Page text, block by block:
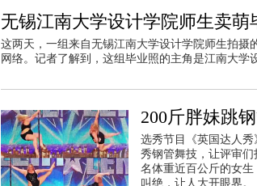
无锡江南大学设计学院师生卖萌
这两天，一组来自无锡江南大学设计学院师生拍摄
网络。记者了解到，这组毕业照的主角是江南大学
200斤胖妹跳
选秀节目《英国达人
秀钢管舞技，让评审
名体重近百公斤的女
叫绝，让人大开眼界。